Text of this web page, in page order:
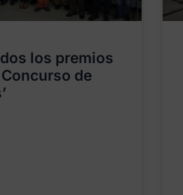
los premios
Concurso de